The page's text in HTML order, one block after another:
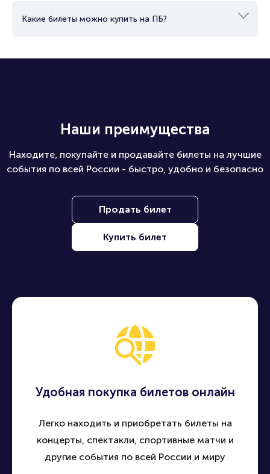
Какие билеты можно купить на ПБ?
Наши преимущества
Находите, покупайте и продавайте билеты на лучшие
события по всей России - быстро, удобно и безопасно
Продать билет
Купить билет
Удобная покупка билетов онлайн
Легко находить и приобретать билеты на
концерты, спектакли, спортивные матчи и
другие события по всей России и миру